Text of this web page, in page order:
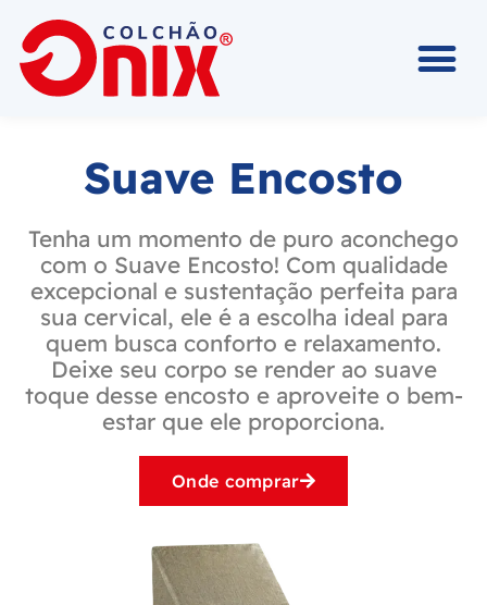
Suave Encosto
Tenha um momento de puro aconchego
com o Suave Encosto! Com qualidade
excepcional e sustentação perfeita para
sua cervical, ele é a escolha ideal para
quem busca conforto e relaxamento.
Deixe seu corpo se render ao suave
toque desse encosto e aproveite o bem-
estar que ele proporciona.
Onde comprar